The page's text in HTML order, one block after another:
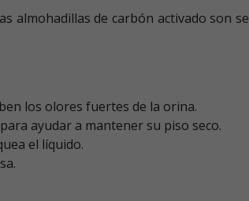
almohadillas de carbón activado
los olores fuertes de la orina.
ayudar a mantener su piso seco.
el líquido.